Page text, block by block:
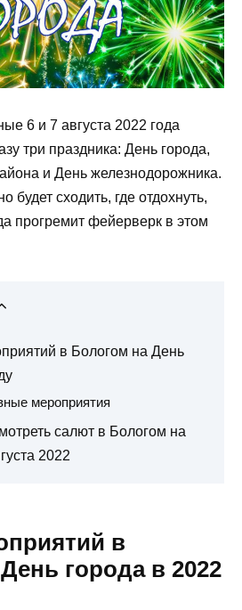
6 и 7 августа 2022 года
три праздника: День города,
и День железнодорожника.
будет сходить, где отдохнуть,
прогремит фейерверк в этом
в Бологом на День
мероприятия
салют в Бологом на
2022
в
города в 2022